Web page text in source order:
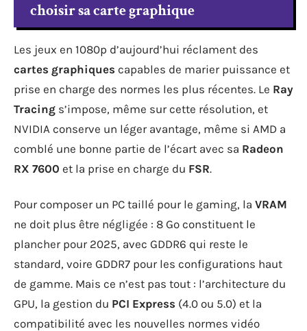
choisir sa carte graphique
Les jeux en 1080p d’aujourd’hui réclament des
cartes graphiques capables de marier puissance et
prise en charge des normes les plus récentes. Le Ray
Tracing s’impose, même sur cette résolution, et
NVIDIA conserve un léger avantage, même si AMD a
comblé une bonne partie de l’écart avec sa Radeon
RX 7600 et la prise en charge du FSR.
Pour composer un PC taillé pour le gaming, la VRAM
ne doit plus être négligée : 8 Go constituent le
plancher pour 2025, avec GDDR6 qui reste le
standard, voire GDDR7 pour les configurations haut
de gamme. Mais ce n’est pas tout : l’architecture du
GPU, la gestion du PCI Express (4.0 ou 5.0) et la
compatibilité avec les nouvelles normes vidéo